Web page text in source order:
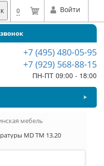
0 Войти
+7 (495) 480-05-95
+7 (929) 568-88-15
ПН-ПТ 09:00 - 18:00
мебель
MD ТМ 13.20